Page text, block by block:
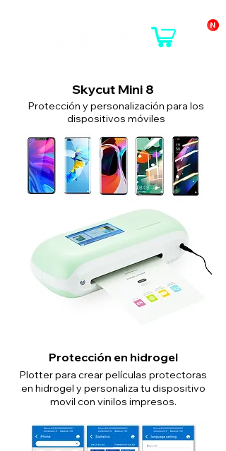
Skycut Mini 8
Protección y personalización para los
dispositivos móviles
Protección en hidrogel
Plotter para crear películas protectoras
en hidrogel y personaliza tu dispositivo
movil con vinilos impresos.